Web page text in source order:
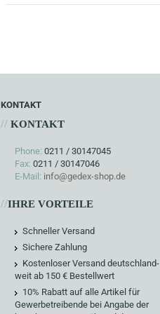
KONTAKT
//KONTAKT
Phone: 0211 / 30147045
Fax: 0211 / 30147046
E-Mail: info@gedex-shop.de
//IHRE VORTEILE
Schneller Versand
Sichere Zahlung
Kostenloser Versand deutschland-
weit ab 150 € Bestellwert
10% Rabatt auf alle Artikel für
Gewerbetreibende bei Angabe der